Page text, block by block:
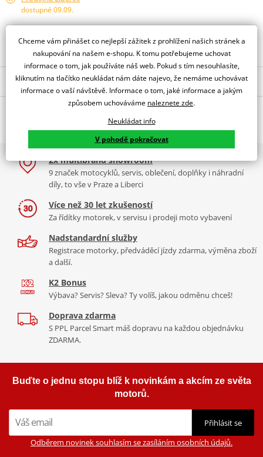
dostupné 09.09.
Obraťte se na specialistu
Popis a parametry
Jsme autorizovaný
dealer značky PUIG
TOURING SCREEN BMW F800GT 13-17' C/BLUE
Tabulka velikostí
Jak se změřit
Co když mi to nebude
PUIG byl založen v roce 1964 ve Španělsku. Vyrábí se ve městě
Granollers poblíž Barcelony na ploše 8 000 m² v objektu, který se
dělí na 3 části: komerční, odlitkovou a kovových součástek. Již 40
let se účastní nejslavnějších závodů motocyklů po celém světě. V
naší nabídce naleznete doplňky a příslušenství například: plexi,
padací protektory a mnoho dalšího.
Zobrazit všechny produktyznačky PUIG
2x multibrand showroom
9 značek motocyklů, servis, oblečení, doplňky i náhradní
díly, to vše v Praze a Liberci
Více než 30 let zkušeností
Za řídítky motorek, v servisu i prodeji moto vybavení
Nadstandardní služby
Registrace motorky, předváděcí jízdy zdarma, výměna zboží
a další.
K2 Bonus
Výbava? Servis? Sleva? Ty volíš, jakou odměnu chceš!
Doprava zdarma
S PPL Parcel Smart máš dopravu na každou objednávku
ZDARMA.
Buďte o jednu stopu blíž k novinkám a akcím ze světa
motorů.
Přihlásit se
Odběrem novinek souhlasím se zasíláním osobních údajů.
Chceme vám přinášet co nejlepší zážitek z prohlížení našich stránek a
nakupování na našem e-shopu. K tomu potřebujeme uchovat
informace o tom, jak používáte náš web. Pokud s tím nesouhlasíte,
kliknutím na tlačítko neukládat nám dáte najevo, že nemáme uchovávat
informace o vaší návštěvě. Informace o tom, jaké informace a jakým
způsobem uchováváme naleznete zde.
Neukládat info
V pohodě pokračovat